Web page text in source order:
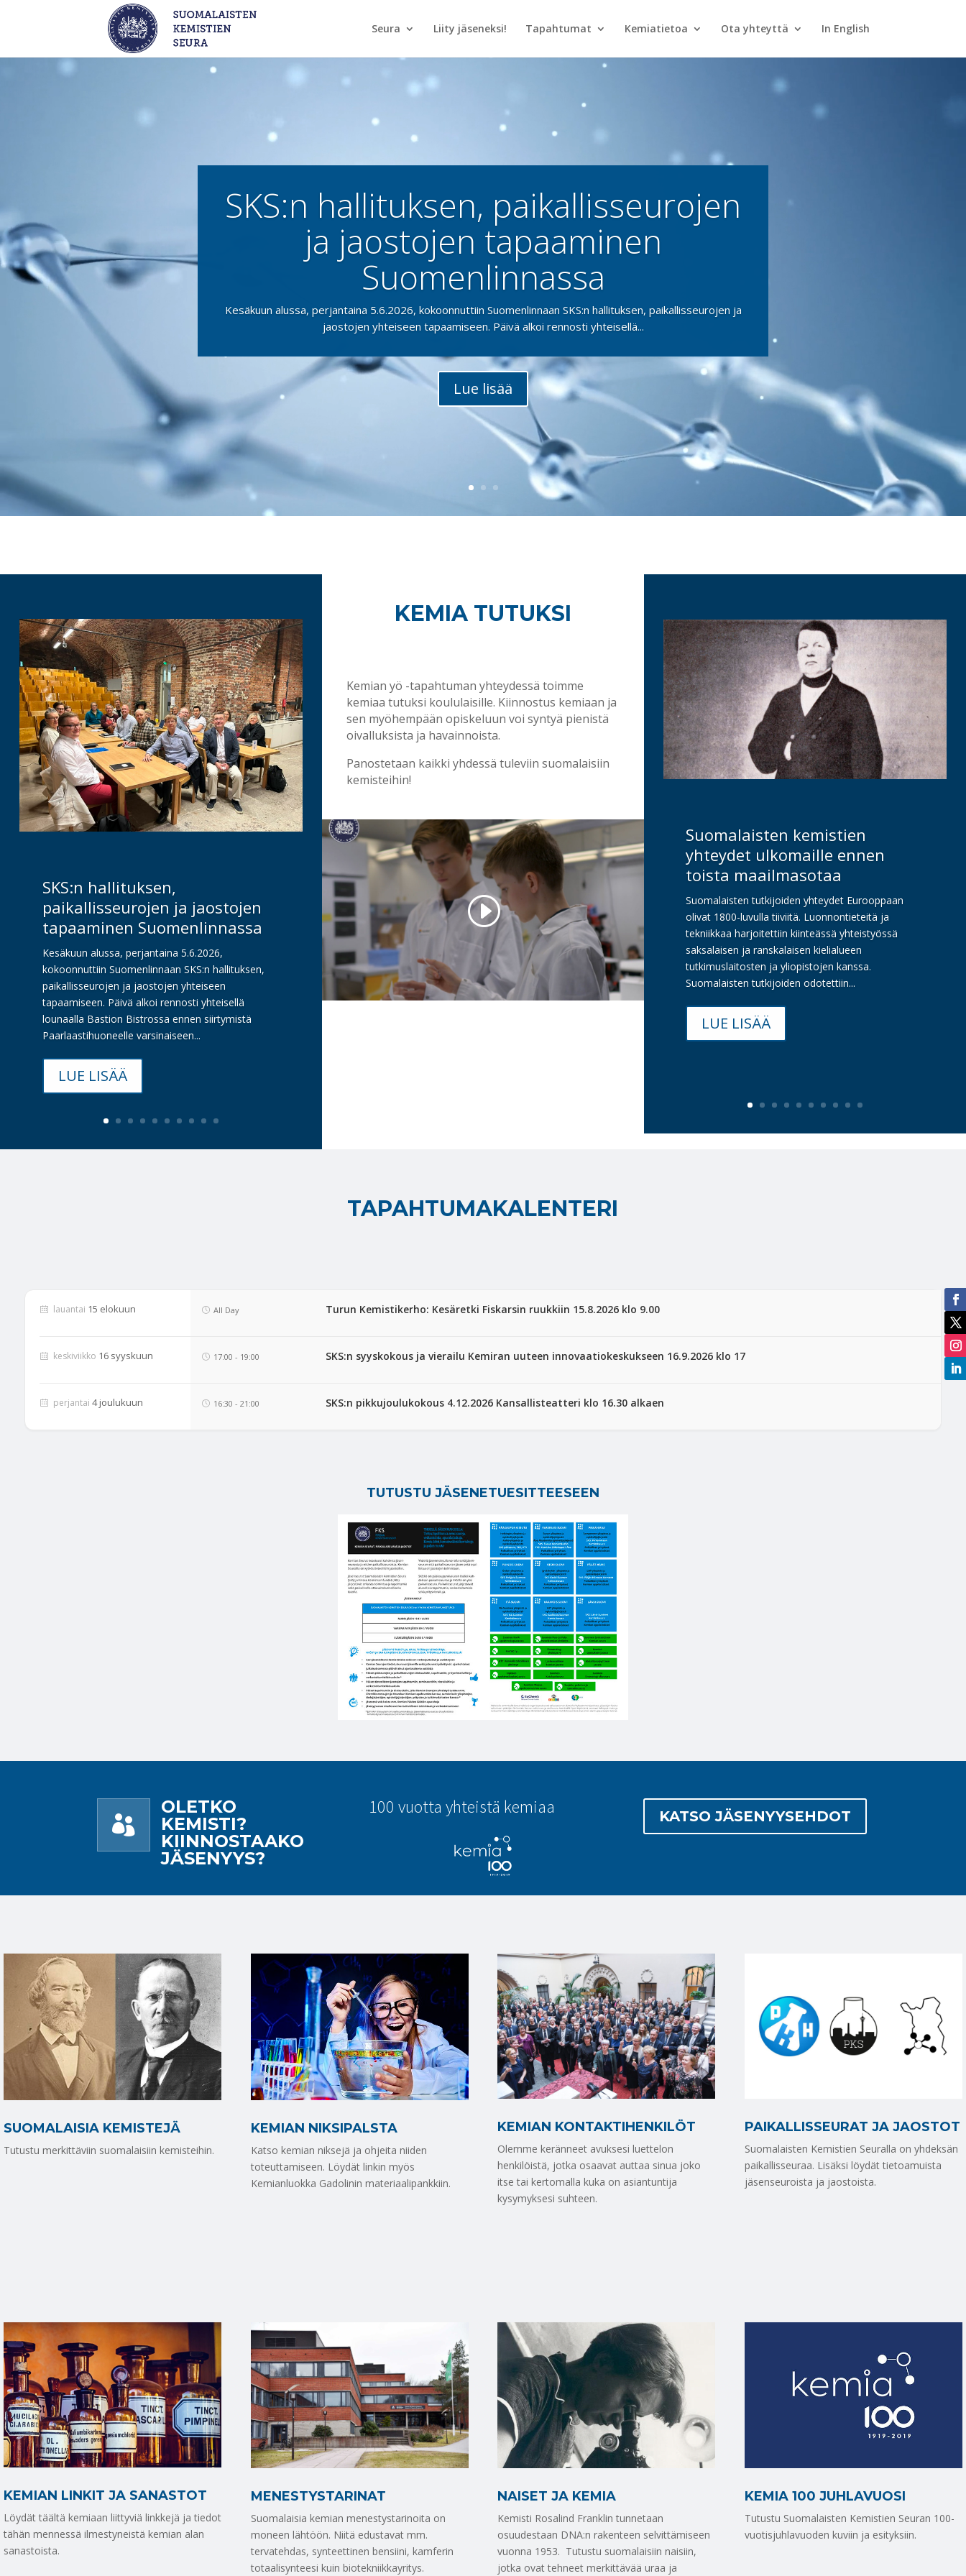
Seura Liity jäseneksi! Tapahtumat Kemiatietoa Ota yhteyttä In English
SKS:n hallituksen, paikallisseurojen
ja jaostojen tapaaminen
Suomenlinnassa
Kesäkuun alussa, perjantaina 5.6.2026, kokoonnuttiin Suomenlinnaan SKS:n hallituksen, paikallisseurojen ja
jaostojen yhteiseen tapaamiseen. Päivä alkoi rennosti yhteisellä...
Lue lisää
SKS:n kesäkokous Sunilassa ja
Merikeskus Vellamossa
Lauantaiaamu 6.6.2026 käynnistyi jo klo 8.30 Kiasman edustalla, mistä retkipäivämme alkoi. Bussi täyttyi
SKS:n hallituksen,
paikallisseurojen ja jaostojen
tapaaminen Suomenlinnassa
Kesäkuun alussa, perjantaina 5.6.2026,
kokoonnuttiin Suomenlinnaan SKS:n hallituksen,
paikallisseurojen ja jaostojen yhteiseen
tapaamiseen. Päivä alkoi rennosti yhteisellä
lounaalla Bastion Bistrossa ennen siirtymistä
Paarlaastihuoneelle varsinaiseen...
LUE LISÄÄ
KEMIA TUTUKSI
Kemian yö -tapahtuman yhteydessä toimme
kemiaa tutuksi koululaisille. Kiinnostus kemiaan ja
sen myöhempään opiskeluun voi syntyä pienistä
oivalluksista ja havainnoista.
Panostetaan kaikki yhdessä tuleviin suomalaisiin
kemisteihin!
Suomalaisten kemistien
yhteydet ulkomaille ennen
toista maailmasotaa
Suomalaisten tutkijoiden yhteydet Eurooppaan
olivat 1800-luvulla tiiviitä. Luonnontieteitä ja
tekniikkaa harjoitettiin kiinteässä yhteistyössä
saksalaisen ja ranskalaisen kielialueen
tutkimuslaitosten ja yliopistojen kanssa.
Suomalaisten tutkijoiden odotettiin...
LUE LISÄÄ
TAPAHTUMAKALENTERI
lauantai 15 elokuun All Day Turun Kemistikerho: Kesäretki Fiskarsin ruukkiin 15.8.2026 klo 9.00
keskiviikko 16 syyskuun 17:00 - 19:00 SKS:n syyskokous ja vierailu Kemiran uuteen innovaatiokeskukseen 16.9.2026 klo 17
perjantai 4 joulukuun 16:30 - 21:00 SKS:n pikkujoulukokous 4.12.2026 Kansallisteatteri klo 16.30 alkaen
TUTUSTU JÄSENETUESITTEESEEN

OLETKO
KEMISTI?
KIINNOSTAAKO
JÄSENYYS?
100 vuotta yhteistä kemiaa KATSO JÄSENYYSEHDOT
SUOMALAISIA KEMISTEJÄ
Tutustu merkittäviin suomalaisiin kemisteihin.
KEMIAN NIKSIPALSTA
Katso kemian niksejä ja ohjeita niiden
toteuttamiseen. Löydät linkin myös
Kemianluokka Gadolinin materiaalipankkiin.
KEMIAN KONTAKTIHENKILÖT
Olemme keränneet avuksesi luettelon
henkilöistä, jotka osaavat auttaa sinua joko
itse tai kertomalla kuka on asiantuntija
kysymyksesi suhteen.
PAIKALLISSEURAT JA JAOSTOT
Suomalaisten Kemistien Seuralla on yhdeksän
paikallisseuraa. Lisäksi löydät tietoamuista
jäsenseuroista ja jaostoista.
KEMIAN LINKIT JA SANASTOT
Löydät täältä kemiaan liittyviä linkkejä ja tiedot
tähän mennessä ilmestyneistä kemian alan
sanastoista.
MENESTYSTARINAT
Suomalaisia kemian menestystarinoita on
moneen lähtöön. Niitä edustavat mm.
tervatehdas, synteettinen bensiini, kamferin
totaalisynteesi kuin biotekniikkayritys.
NAISET JA KEMIA
Kemisti Rosalind Franklin tunnetaan
osuudestaan DNA:n rakenteen selvittämiseen
vuonna 1953. Tutustu suomalaisiin naisiin,
jotka ovat tehneet merkittävää uraa ja
KEMIA 100 JUHLAVUOSI
Tutustu Suomalaisten Kemistien Seuran 100-
vuotisjuhlavuoden kuviin ja esityksiin.